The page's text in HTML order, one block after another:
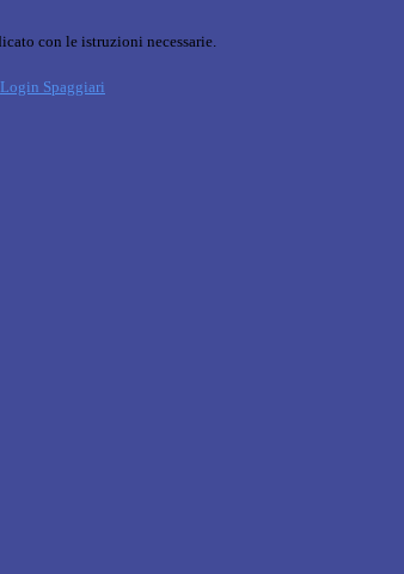
con le istruzioni necessarie.
Login Spaggiari